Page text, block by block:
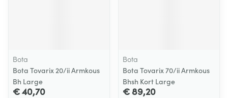
Bota
Bota Tovarix 20/ii Armkous
Bh Large
€ 40,70
Bota
Bota Tovarix 70/ii Armkous
Bhsh Kort Large
€ 89,20